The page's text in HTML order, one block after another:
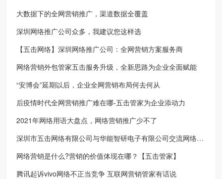
大数据下的全网营销推广，渠道数据全覆盖
深圳网络推广公司众多，我建议您这样选
【五击网络】深圳网络推广公司：全网营销方案服务商
网络营销外包管家五击服务升级，全新思路为企业全面赋能
“安博会”延期以后，企业全网营销布局何去何从
后疫情时代全网营销推广难在哪-五击管家为企业添动力
2021年网络用语大盘点，网络营销推广少不了
深圳市五击网络有限公司与华能智研电子有限公司交流网络营销方案分享
网络营销是什么?营销的价值体现在哪？【五击管家】
腾讯起诉vivo网络不正当竞争 互联网营销管家有话说